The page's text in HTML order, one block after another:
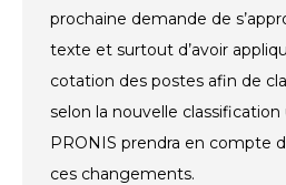
prochaine demande de
texte et surtout d’avoir
cotation des postes afin de
selon la nouvelle classification
PRONIS prendra en compte
ces changements.